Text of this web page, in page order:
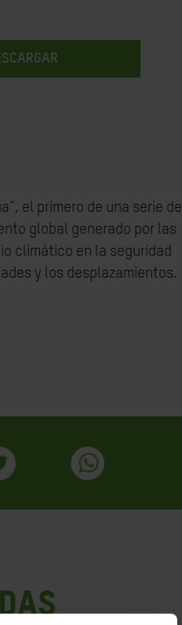
el primero de una serie de
global generado por las
climático en la seguridad
y los desplazamientos.